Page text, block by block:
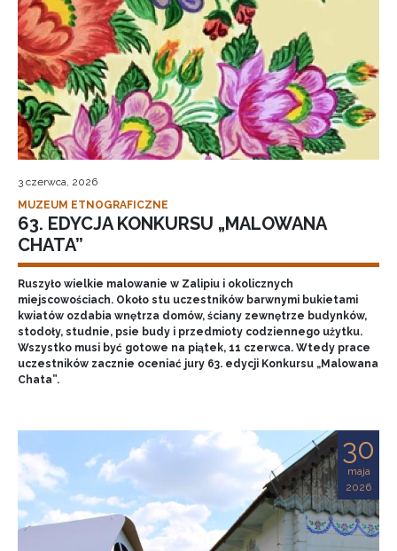
3 czerwca, 2026
MUZEUM ETNOGRAFICZNE
63. EDYCJA KONKURSU „MALOWANA
CHATA”
Ruszyło wielkie malowanie w Zalipiu i okolicznych
miejscowościach. Około stu uczestników barwnymi bukietami
kwiatów ozdabia wnętrza domów, ściany zewnętrze budynków,
stodoły, studnie, psie budy i przedmioty codziennego użytku.
Wszystko musi być gotowe na piątek, 11 czerwca. Wtedy prace
uczestników zacznie oceniać jury 63. edycji Konkursu „Malowana
Chata”.
30
maja
2026